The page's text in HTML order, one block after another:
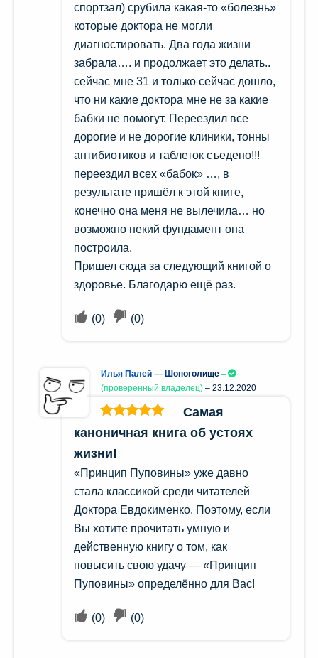
спортзал) срубила какая-то «болезнь»
которые доктора не могли
диагностировать. Два года жизни
забрала…. и продолжает это делать..
сейчас мне 31 и только сейчас дошло,
что ни какие доктора мне не за какие
бабки не помогут. Переездил все
дорогие и не дорогие клиники, тонны
антибиотиков и таблеток съедено!!!
переездил всех «бабок» …, в
результате пришёл к этой книге,
конечно она меня не вылечила… но
возможно некий фундамент она
построила.
Пришел сюда за следующий книгой о
здоровье. Благодарю ещё раз.
(0) (0)
Илья Палей — Шопоголище
(проверенный владелец) – 23.12.2020
Оценка5 из
5
Самая
каноничная книга об устоях
жизни!
«Принцип Пуповины» уже давно
стала классикой среди читателей
Доктора Евдокименко. Поэтому, если
Вы хотите прочитать умную и
действенную книгу о том, как
повысить свою удачу — «Принцип
Пуповины» определённо для Вас!
(0) (0)